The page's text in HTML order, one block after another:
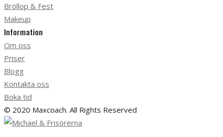
Bröllop & Fest
Makeup
Information
Om oss
Priser
Blogg
Kontakta oss
Boka tid
© 2020 Maxcoach. All Rights Reserved